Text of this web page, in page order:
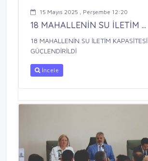
15 Mayıs 2025 , Perşembe 12:20
18 MAHALLENİN SU İLETİM ...
18 MAHALLENİN SU İLETİM KAPASİTESİ
GÜÇLENDİRİLDİ
İncele